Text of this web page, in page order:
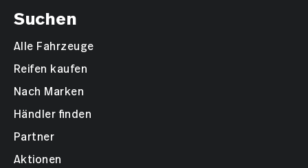
Suchen
Alle Fahrzeuge
Reifen kaufen
Nach Marken
Händler finden
Partner
Aktionen